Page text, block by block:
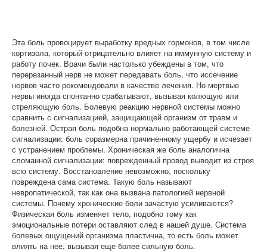
Эта боль провоцирует выработку вредных гормонов, в том числе
кортизола, который отрицательно влияет на иммунную систему и
работу почек. Врачи были настолько убеждены в том, что
перерезанный нерв не может передавать боль, что иссечение
нервов часто рекомендовали в качестве лечения. Но мертвые
нервы иногда спонтанно срабатывают, вызывая колющую или
стреляющую боль. Болевую реакцию нервной системы можно
сравнить с сигнализацией, защищающей организм от травм и
болезней. Острая боль подобна нормально работающей системе
сигнализации: боль соразмерна причиненному ущербу и исчезает
с устранением проблемы. Хроническая же боль аналогична
сломанной сигнализации: поврежденный провод выводит из строя
всю систему. Восстановление невозможно, поскольку
повреждена сама система. Такую боль называют
невропатической, так как она вызвана патологией нервной
системы. Почему хронические боли зачастую усиливаются?
Физическая боль изменяет тело, подобно тому как
эмоциональные потери оставляют след в нашей душе. Система
болевых ощущений организма пластична, то есть боль может
влиять на нее, вызывая еще более сильную боль.